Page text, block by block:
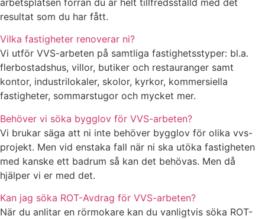
arbetsplatsen förrän du är helt tillfredsställd med det
resultat som du har fått.
Vilka fastigheter renoverar ni?
Vi utför VVS-arbeten på samtliga fastighetsstyper: bl.a.
flerbostadshus, villor, butiker och restauranger samt
kontor, industrilokaler, skolor, kyrkor, kommersiella
fastigheter, sommarstugor och mycket mer.
Behöver vi söka bygglov för VVS-arbeten?
Vi brukar säga att ni inte behöver bygglov för olika vvs-
projekt. Men vid enstaka fall när ni ska utöka fastigheten
med kanske ett badrum så kan det behövas. Men då
hjälper vi er med det.
Kan jag söka ROT-Avdrag för VVS-arbeten?
När du anlitar en rörmokare kan du vanligtvis söka ROT-